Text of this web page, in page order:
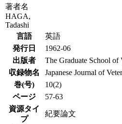
著者名
HAGA,
Tadashi
言語
英語
発行日
1962-06
出版者
The Graduate School of
収録物名
Japanese Journal of
巻(号)
10(2)
ページ
57-63
資源タイ
プ
紀要論文